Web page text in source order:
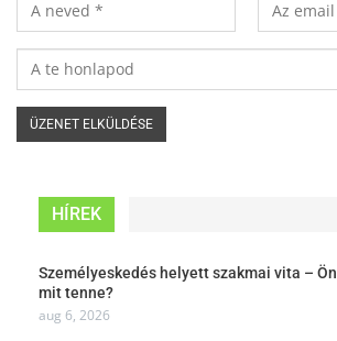
HÍREK
Személyeskedés helyett szakmai vita – Ön
mit tenne?
aug 6, 2026